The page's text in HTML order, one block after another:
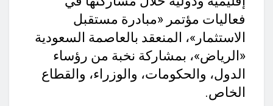
فعاليات مؤتمر «مبادرة مستقبل
الاستثمار»، المنعقد بالعاصمة السعودية
«الرياض»، بمشاركة نخبة من رؤساء
الدول، والحكومات، والوزراء، والقطاع
الخاص.